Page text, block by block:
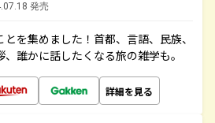
発売
を集めました！首都、言語、民族、
誰かに話したくなる旅の雑学も。
詳細を見る